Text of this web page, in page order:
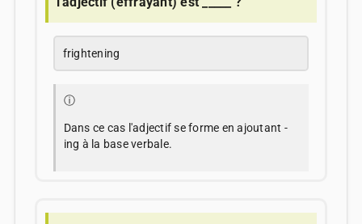
frightening
ⓘ
Dans ce cas l'adjectif se forme en ajoutant -
ing à la base verbale.